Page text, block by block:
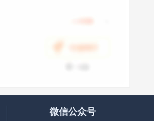
微信公众号